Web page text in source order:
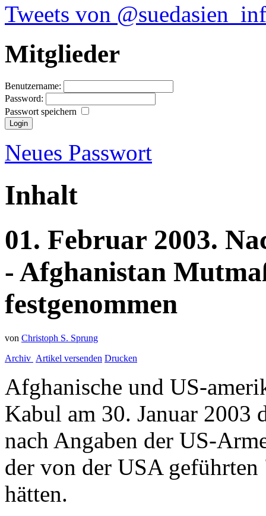
Tweets von
Mitglieder
Benutzername:
Password:
Passwort speichern
Neues Passwort
Inhalt
01. Februar 2003.
- Afghanistan
festgenommen
von Christoph S. Sprung
Archiv Artikel versenden Drucken
Afghanische und US-
Kabul am 30. Januar 2003
nach Angaben der US-
der von der USA
hätten.